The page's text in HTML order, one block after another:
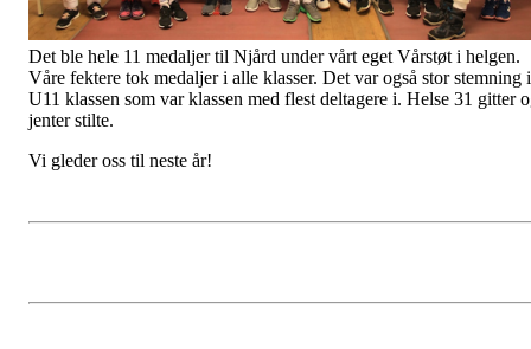
Det ble hele 11 medaljer til Njård under vårt eget Vårstøt i helgen.
Våre fektere tok medaljer i alle klasser. Det var også stor stemning i
U11 klassen som var klassen med flest deltagere i. Helse 31 gitter
jenter stilte.
Vi gleder oss til neste år!